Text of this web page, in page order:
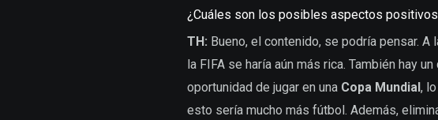
¿Cuáles son los posibles aspectos
TH: Bueno, el contenido, se podría pensar.
la FIFA se haría aún más rica. También hay
oportunidad de jugar en una Copa Mundial,
esto sería mucho más fútbol. Además,